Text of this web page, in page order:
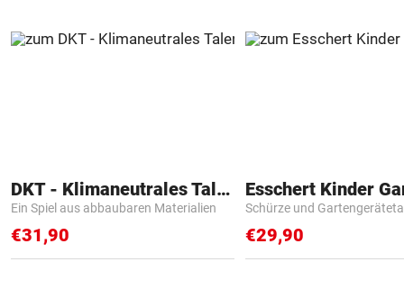
DKT - Klimaneutrales Talent
Ein Spiel aus abbaubaren Materialien
€31,90
Schürze und
€29,90